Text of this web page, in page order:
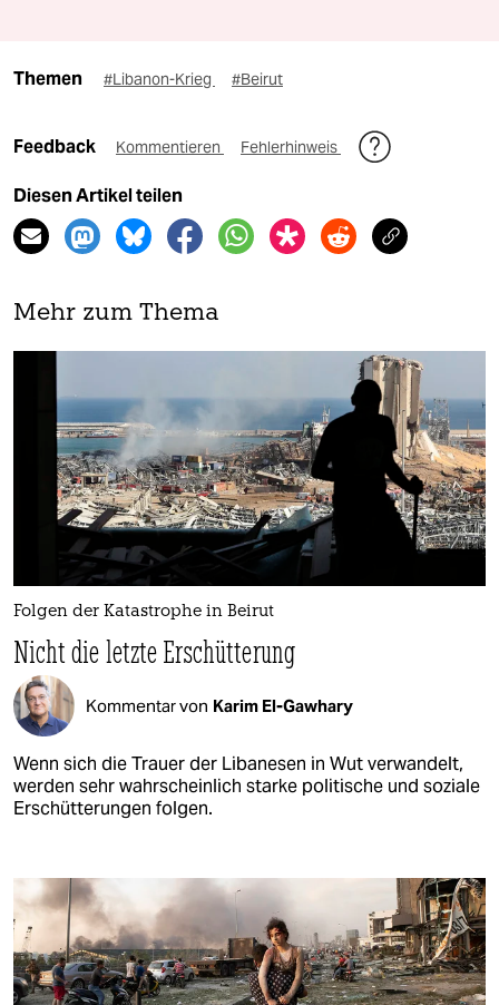
Themen #Libanon-Krieg #Beirut
Feedback Kommentieren Fehlerhinweis
Diesen Artikel teilen
Mehr zum Thema
Folgen der Katastrophe in Beirut
Nicht die letzte Erschütterung
Kommentar von Karim El-Gawhary
Wenn sich die Trauer der Libanesen in Wut verwandelt,
werden sehr wahrscheinlich starke politische und so­ziale
Erschütterungen folgen.